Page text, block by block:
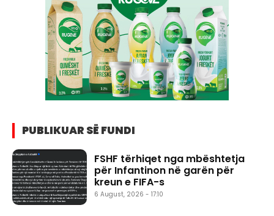
PUBLIKUAR SË FUNDI
FSHF tërhiqet nga mbështetja
për Infantinon në garën për
kreun e FIFA-s
6 August, 2026 - 17:10